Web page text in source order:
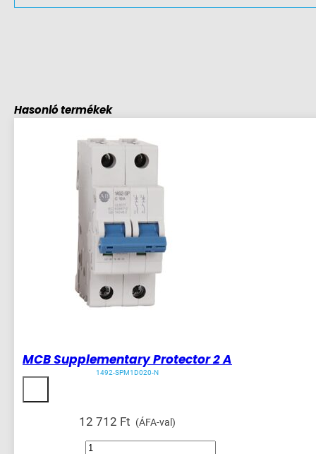
Hasonló termékek
MCB Supplementary Protector 2 A
1492-SPM1D020-N
12 712 Ft (ÁFA-val)
MCB
Supplementary